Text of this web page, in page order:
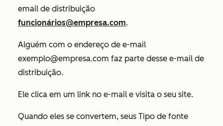
email de distribuição
funcionários@empresa.com.
Alguém com o endereço de e-mail
exemplo@empresa.com faz parte desse e-mail de
distribuição.
Ele clica em um link no e-mail e visita o seu site.
Quando eles se convertem, seus Tipo de fonte